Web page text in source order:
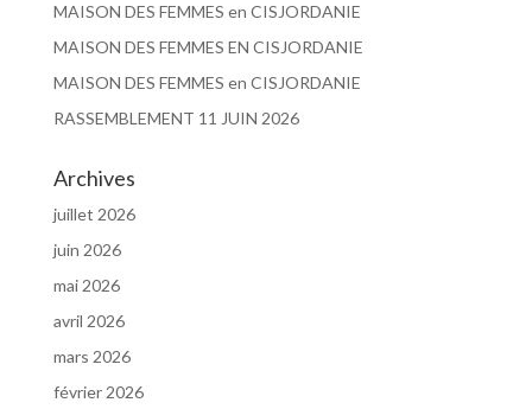
MAISON DES FEMMES en CISJORDANIE
MAISON DES FEMMES EN CISJORDANIE
MAISON DES FEMMES en CISJORDANIE
RASSEMBLEMENT 11 JUIN 2026
Archives
juillet 2026
juin 2026
mai 2026
avril 2026
mars 2026
février 2026